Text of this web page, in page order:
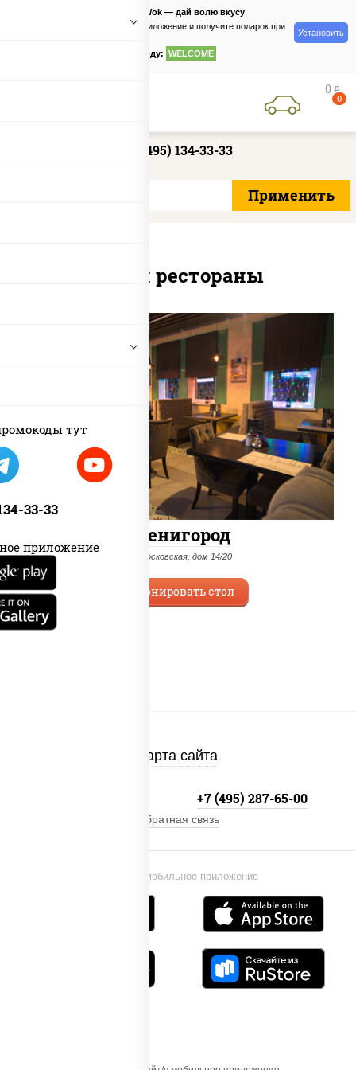
тут
33-33
приложение
PizzaSushiWok — дай волю вкусу
Скачайте приложение и получите подарок при
по промокоду: WELCOME
Установить
0 руб
0
+7 (495) 134-33-33
Наши рестораны
Звенигород
ул. Московская, дом 14/20
Забронировать стол
Карта сайта
Установи мобильное приложение
+7 (495) 287-65-00
Обратная связь